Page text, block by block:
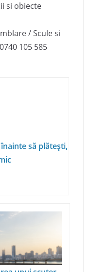
si obiecte
/ Scule si
105 585
să plătești,